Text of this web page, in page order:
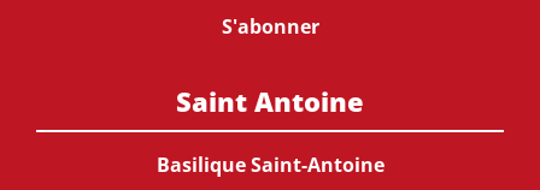
S'abonner
Saint Antoine
Basilique Saint-Antoine